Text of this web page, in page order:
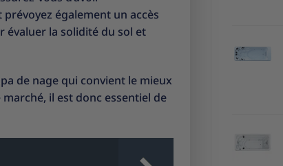
également un accès
évaluer la solidité du sol et
de nage qui convient le mieux
il est donc essentiel de